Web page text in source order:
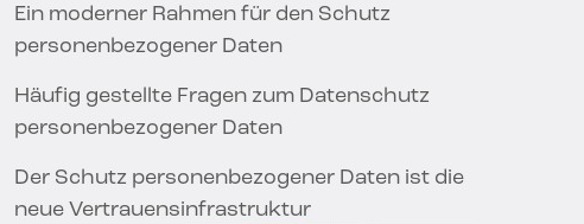
Ein moderner Rahmen für den Schutz
personenbezogener Daten
Häufig gestellte Fragen zum Datenschutz
personenbezogener Daten
Der Schutz personenbezogener Daten ist die
neue Vertrauensinfrastruktur